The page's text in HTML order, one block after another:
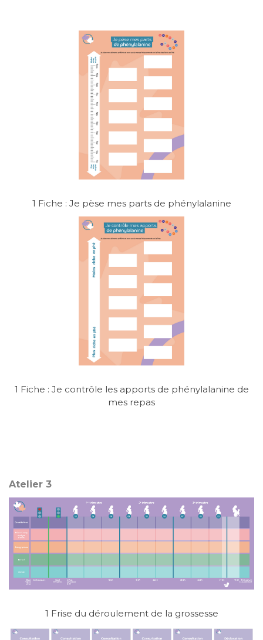
1 Fiche : Je pèse mes parts de phénylalanine
1 Fiche : Je contrôle les apports de phénylalanine de
mes repas
Atelier 3
1 Frise du déroulement de la grossesse